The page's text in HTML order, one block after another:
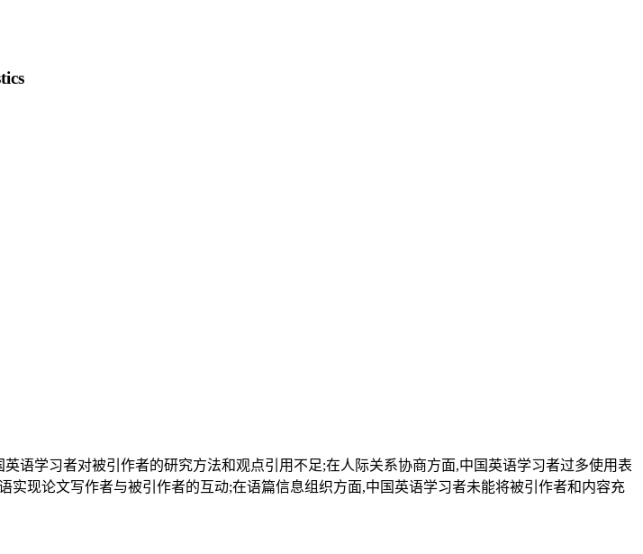
语学习者对被引作者的研究方法和观点引用不足;在人际关系协商方面,中国英语学习者过多使用表
现论文写作者与被引作者的互动;在语篇信息组织方面,中国英语学习者未能将被引作者和内容充